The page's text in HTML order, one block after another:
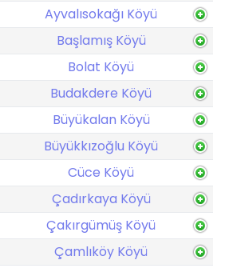
Ayvalısokağı Köyü
Başlamış Köyü
Bolat Köyü
Budakdere Köyü
Büyükalan Köyü
Büyükkızoğlu Köyü
Cüce Köyü
Çadırkaya Köyü
Çakırgümüş Köyü
Çamlıköy Köyü